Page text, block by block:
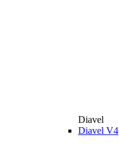
Diavel
Diavel V4